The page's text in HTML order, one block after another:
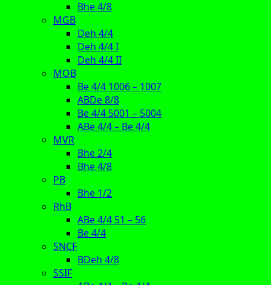
Bhe 4/8
MGB
Deh 4/4
Deh 4/4 I
Deh 4/4 II
MOB
Be 4/4 1006 – 1007
ABDe 8/8
Be 4/4 5001 – 5004
ABe 4/4 – Be 4/4
MVR
Bhe 2/4
Bhe 4/8
PB
Bhe 1/2
RhB
ABe 4/4 51 – 56
Be 4/4
SNCF
BDeh 4/8
SSIF